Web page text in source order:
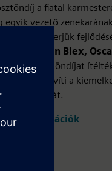
a fiatal
egyik vezető
karrierjük
Christian Blex,
ban az ösztöndíjat
tovább bővíti a
hálózatát.
információk